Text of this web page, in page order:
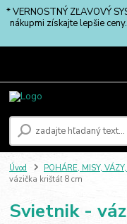
* VERNOSTNÝ ZĽAVOVÝ
nákupmi získajte lepšie
Úvod POHÁRE, MISY,
vázička krištáľ 8 cm
Svietnik -